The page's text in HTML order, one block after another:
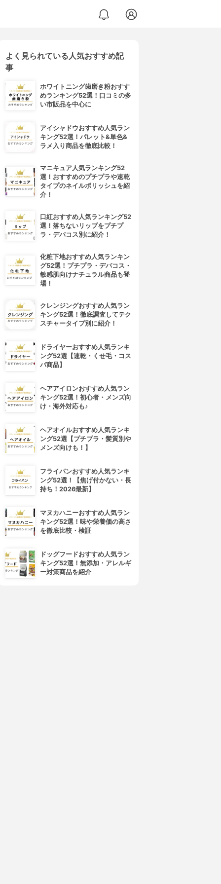
よく見られている人気おすすめ記
事
ホワイトニング歯磨き粉おすす
めランキング52選！口コミの多
い市販品を中心に
アイシャドウおすすめ人気ラン
キング52選！パレット&単色&
ラメ入り商品を徹底比較！
マニキュア人気ランキング52
選！おすすめのプチプラや速乾
タイプのネイルポリッシュを紹
介！
口紅おすすめ人気ランキング52
選！落ちないリップをプチプ
ラ・デパコス別に紹介！
化粧下地おすすめ人気ランキン
グ52選！プチプラ・デパコス・
敏感肌向けナチュラル商品も登
場！
クレンジングおすすめ人気ラン
キング52選！徹底調査してテク
スチャータイプ別に紹介！
ドライヤーおすすめ人気ランキ
ング52選【速乾・くせ毛・コス
パ商品】
ヘアアイロンおすすめ人気ラン
キング52選！初心者・メンズ向
け・海外対応も♪
ヘアオイルおすすめ人気ランキ
ング52選【プチプラ・髪質別や
メンズ向けも！】
フライパンおすすめ人気ランキ
ング52選！【焦げ付かない・長
持ち！2026最新】
マヌカハニーおすすめ人気ラン
キング52選！味や栄養価の高さ
を徹底比較・検証
ドッグフードおすすめ人気ラン
キング52選！無添加・アレルギ
ー対策商品を紹介